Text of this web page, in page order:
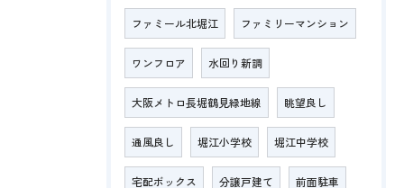
ファミール北堀江 ファミリーマンション
ワンフロア 水回り新調
大阪メトロ長堀鶴見緑地線 眺望良し
通風良し 堀江小学校 堀江中学校
宅配ボックス 分譲戸建て 前面駐車